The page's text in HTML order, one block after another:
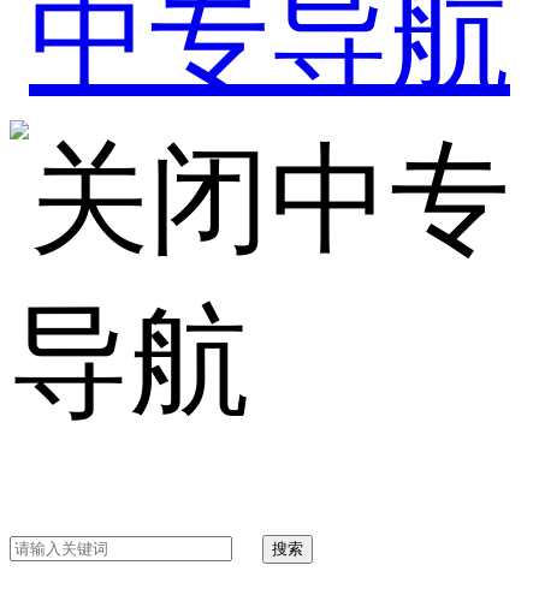
中专
导航
搜索